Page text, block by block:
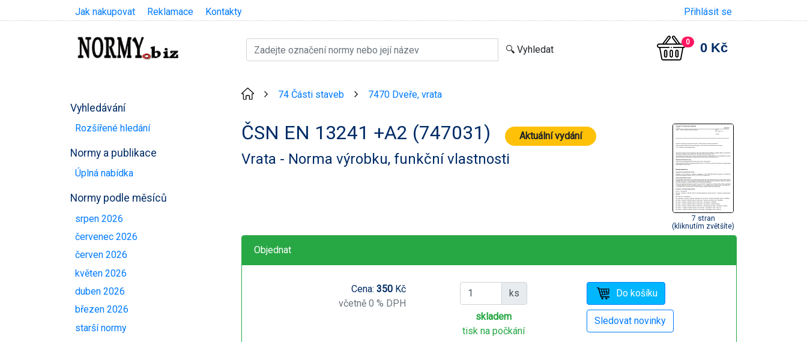
Jak nakupovat Reklamace Kontakty Přihlásit se
0 0 Kč
Vyhledávání
Rozšířené hledání
Normy a publikace
Úplná nabídka
Normy podle měsíců
srpen 2026
červenec 2026
červen 2026
květen 2026
duben 2026
březen 2026
starší normy
74 Části staveb 7470 Dveře, vrata
ČSN EN 13241 +A2 (747031) Aktuální vydání
Vrata - Norma výrobku, funkční vlastnosti
7 stran
(kliknutím zvětšíte)
Objednat
Cena: 350Kč
včetně 0 % DPH
ks
skladem
tisk na počkání